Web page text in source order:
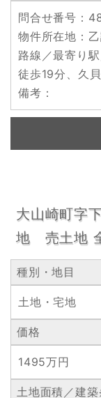
問合せ番号 ：
物件所在地 ：
路線／最寄り
徒歩19分、久
備考 ：
大山崎町字
地 売土地
種別・地目
土地・宅地
価格
1495万円
土地面積／建築